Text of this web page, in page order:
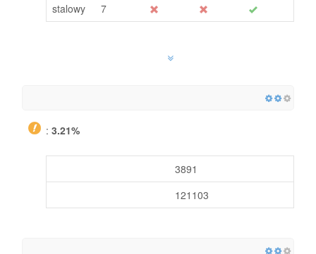
stalowy 7
: 3.21%
3891
121103